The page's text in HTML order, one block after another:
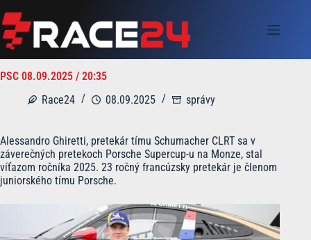
to
content
PSC 08.09.2025 / 20:35
Race24
08.09.2025 správy
Alessandro Ghiretti, pretekár tímu Schumacher CLRT sa v
záverečných pretekoch Porsche Supercup-u na Monze, stal
víťazom ročníka 2025. 23 ročný francúzsky pretekár je členom
juniorského tímu Porsche.